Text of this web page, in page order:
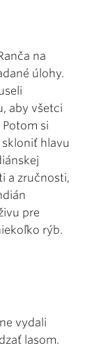
na
úlohy.
aby všetci
si
hlavu
a zručnosti,
pre
rýb.
vydali
lasom.